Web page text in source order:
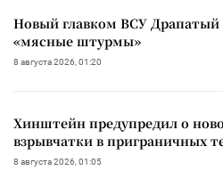
Новый главком ВСУ Драпатый
«мясные штурмы»
8 августа 2026, 01:20
Хинштейн предупредил о
взрывчатки в приграничных
8 августа 2026, 01:05